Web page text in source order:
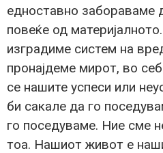
едноставно забораваме
повеќе од
изградиме систем на
пронајдеме мирот, во
се нашите успеси или
би сакале да го
го поседуваме. Ние сме
тоа. Нашиот живот е